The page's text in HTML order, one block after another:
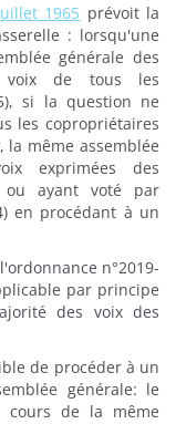
1965 prévoit la
: lorsqu'une
générale des
voix de tous les
si la question ne
les copropriétaires
même assemblée
exprimées des
ou ayant voté par
en procédant à un
n°2019-
par principe
des voix des
de procéder à un
générale: le
cours de la même